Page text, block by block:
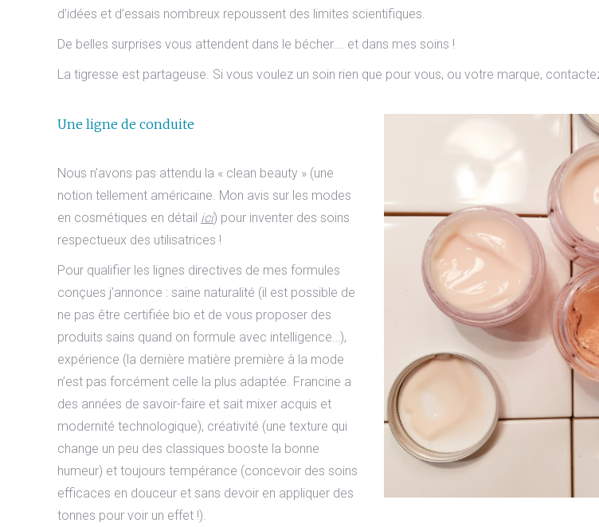
d’idées et d’essais nombreux repoussent des limites scientifiques.
De belles surprises vous attendent dans le bécher…. et dans mes soins !
La tigresse est partageuse. Si vous voulez un soin rien que pour vous, ou votre marque,
Une ligne de conduite
Nous n’avons pas attendu la « clean beauty » (une
notion tellement américaine. Mon avis sur les modes
en cosmétiques en détail ici) pour inventer des soins
respectueux des utilisatrices !
Pour qualifier les lignes directives de mes formules
conçues j’annonce : saine naturalité (il est possible de
ne pas être certifiée bio et de vous proposer des
produits sains quand on formule avec intelligence…),
expérience (la dernière matière première à la mode
n’est pas forcément celle la plus adaptée. Francine a
des années de savoir-faire et sait mixer acquis et
modernité technologique), créativité (une texture qui
change un peu des classiques booste la bonne
humeur) et toujours tempérance (concevoir des soins
efficaces en douceur et sans devoir en appliquer des
tonnes pour voir un effet !).